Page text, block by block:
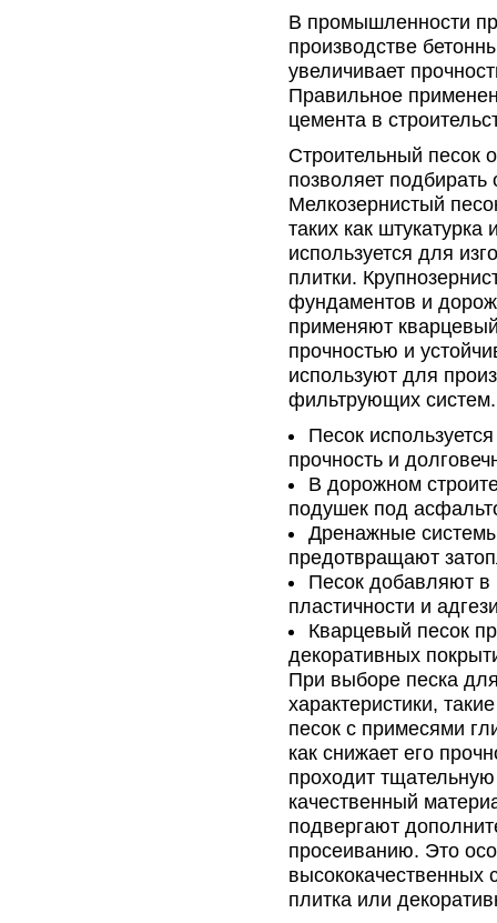
В промышленности
производстве
увеличивает
Правильное
цемента в
Строительный песок
позволяет
Мелкозернистый
таких как
используется для
плитки.
фундаментов и
применяют
прочностью и
используют для
фильтрующих систем.
Песок
прочность и
В дорожном
подушек под
Дренажные
предотвращают
Песок добавляют в
пластичности и
Кварцевый песок
декоративных
При выборе песка
характеристики,
песок с примесями
как снижает его
проходит тщательную
качественный
подвергают
просеиванию. Это
высококачественных
плитка или